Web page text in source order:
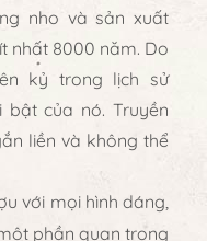
nho và sản xuất
nhất 8000 năm. Do
kỷ trong lịch sử
của nó. Truyền
liền và không thể
với mọi hình dáng,
phần quan trọng